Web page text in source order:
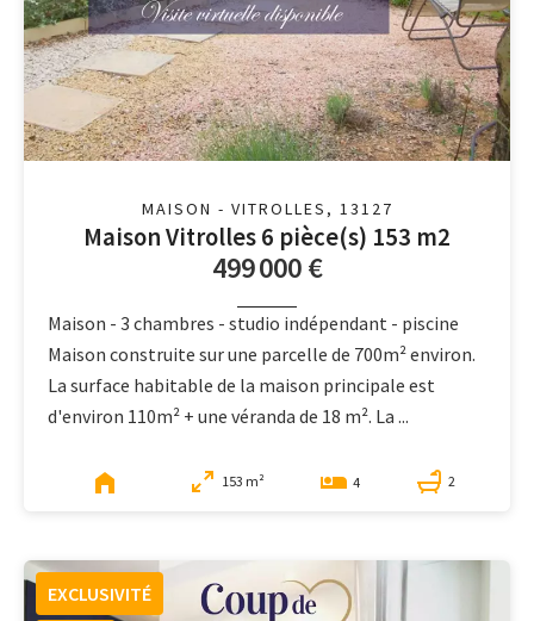
MAISON - VITROLLES, 13127
Maison Vitrolles 6 pièce(s) 153 m2
499 000 €
Maison - 3 chambres - studio indépendant - piscine
Maison construite sur une parcelle de 700m² environ.
La surface habitable de la maison principale est
d'environ 110m² + une véranda de 18 m². La ...
153 m² 4 2
EXCLUSIVITÉ